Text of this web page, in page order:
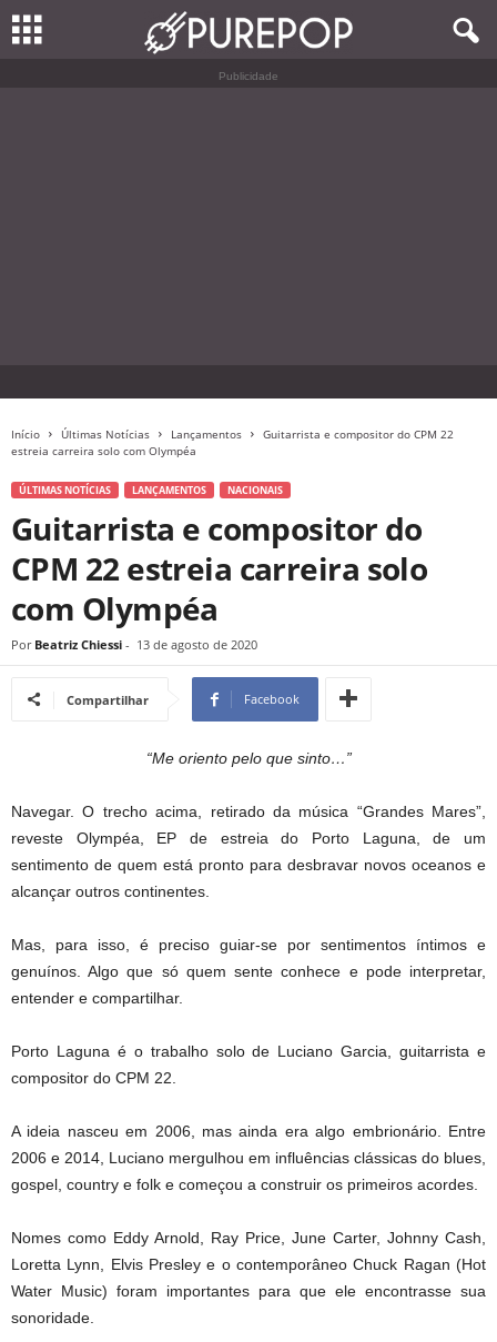
Publicidade
Início Últimas Notícias Lançamentos
Guitarrista e compositor do CPM 22
estreia carreira solo com Olympéa
ÚLTIMAS NOTÍCIAS LANÇAMENTOS NACIONAIS
Guitarrista e compositor do
CPM 22 estreia carreira solo
com Olympéa
Por Beatriz Chiessi - 13 de agosto de 2020
Compartilhar Facebook
“Me oriento pelo que sinto…”
Navegar. O trecho acima, retirado da música “Grandes Mares”,
reveste Olympéa, EP de estreia do Porto Laguna, de um
sentimento de quem está pronto para desbravar novos oceanos e
alcançar outros continentes.
Mas, para isso, é preciso guiar-se por sentimentos íntimos e
genuínos. Algo que só quem sente conhece e pode interpretar,
entender e compartilhar.
Porto Laguna é o trabalho solo de Luciano Garcia, guitarrista e
compositor do CPM 22.
A ideia nasceu em 2006, mas ainda era algo embrionário. Entre
2006 e 2014, Luciano mergulhou em influências clássicas do blues,
gospel, country e folk e começou a construir os primeiros acordes.
Nomes como Eddy Arnold, Ray Price, June Carter, Johnny Cash,
Loretta Lynn, Elvis Presley e o contemporâneo Chuck Ragan (Hot
Water Music) foram importantes para que ele encontrasse sua
sonoridade.